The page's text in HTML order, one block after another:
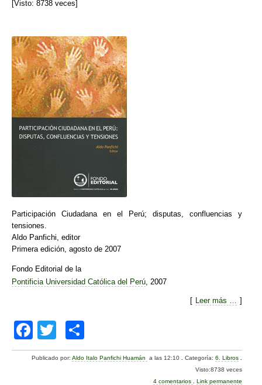
[Visto: 8738 veces]
Participación Ciudadana en el Perú; disputas, confluencias y
tensiones.
Aldo Panfichi, editor
Primera edición, agosto de 2007
Fondo Editorial de la
Pontificia Universidad Católica del Perú , 2007
[ Leer más … ]
F
a
wi
tt
o
m
Publicado por:Aldo Italo Panfichi Huamán a las 12:10 .Categoría:6. Libros
Visto:8738 veces
4 comentarios
Link permanente